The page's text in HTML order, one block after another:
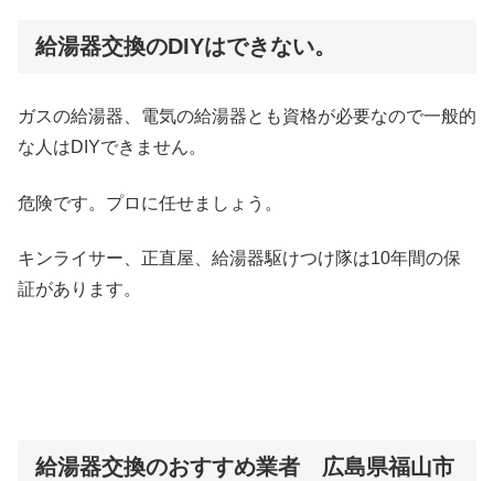
給湯器交換のDIYはできない。
ガスの給湯器、電気の給湯器とも資格が必要なので一般的
な人はDIYできません。
危険です。プロに任せましょう。
キンライサー、正直屋、給湯器駆けつけ隊は10年間の保
証があります。
給湯器交換のおすすめ業者 広島県福山市